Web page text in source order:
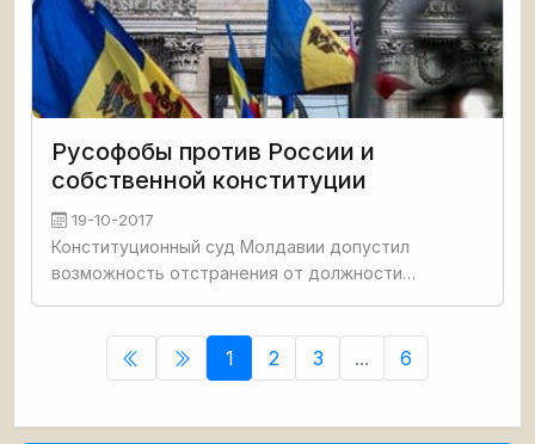
Русофобы против России и
собственной конституции
19-10-2017
Конституционный суд Молдавии допустил
возможность отстранения от должности
существует другого решения для страны,
1 2 3 ... 6